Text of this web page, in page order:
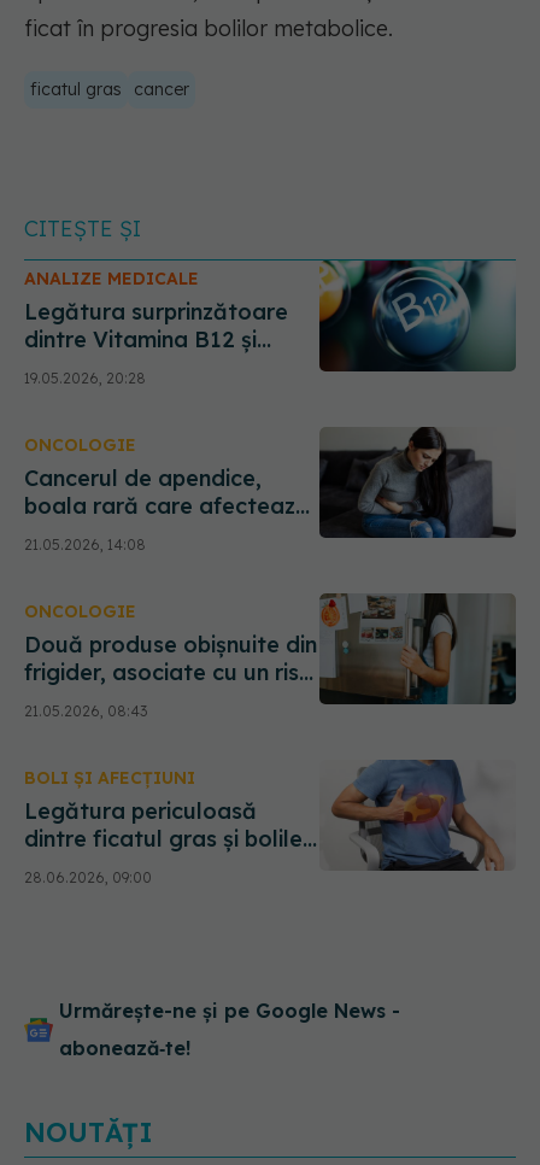
ficat în progresia bolilor metabolice.
ficatul gras cancer
CITEȘTE ȘI
ANALIZE MEDICALE
Legătura surprinzătoare
dintre Vitamina B12 și
cancer. Ce ascund, de fapt,
valorile mari din analize
19.05.2026, 20:28
ONCOLOGIE
Cancerul de apendice,
boala rară care afectează
tinerii. Medicii avertizează:
„Suntem doar la vârful
21.05.2026, 14:08
ONCOLOGIE
Două produse obișnuite din
frigider, asociate cu un risc
mai mare de cancer.
Avertismentul unei
21.05.2026, 08:43
BOLI ȘI AFECȚIUNI
Legătura periculoasă
dintre ficatul gras și bolile
de inimă
28.06.2026, 09:00
Urmărește-ne și pe Google News -
abonează‑te!
NOUTĂȚI